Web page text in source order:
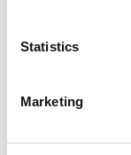
Statistics
Marketing